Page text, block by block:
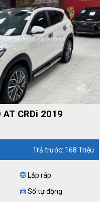
CRDi 2019
Trả trước: 168 Triệu
language Lắp ráp
directions_car Số tự động